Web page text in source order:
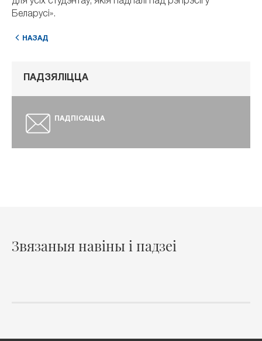
для ўсіх студэнтаў, якія падпалі пад рэпрэсіі ў
Беларусі».
НАЗАД
ПАДЗЯЛІЦЦА
ПАДПІСАЦЦА
Звязаныя навіны і падзеі